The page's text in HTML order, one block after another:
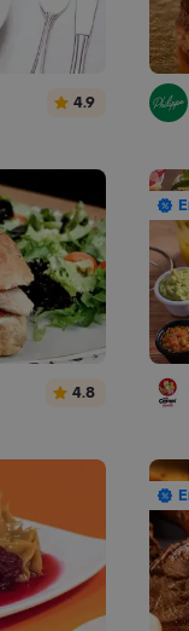
4.9
4.8